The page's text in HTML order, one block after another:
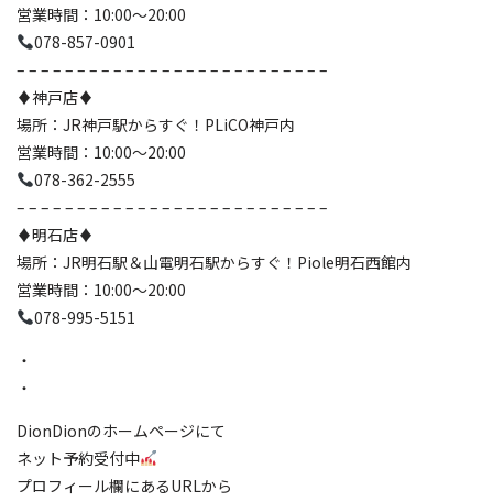
営業時間：10:00〜20:00
078-857-0901
– – – – – – – – – – – – – – – – – – – – – – – – – –
♦️神戸店♦️
場所：JR神戸駅からすぐ！PLiCO神戸内
営業時間：10:00〜20:00
078-362-2555
– – – – – – – – – – – – – – – – – – – – – – – – – –
♦️明石店♦️
場所：JR明石駅＆山電明石駅からすぐ！Piole明石西館内
営業時間：10:00〜20:00
078-995-5151
・
・
DionDionのホームページにて
ネット予約受付中
プロフィール欄にあるURLから